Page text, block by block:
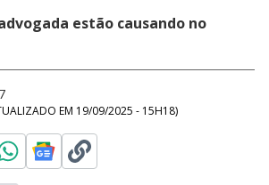
estão causando no
EM 19/09/2025 - 15H18)